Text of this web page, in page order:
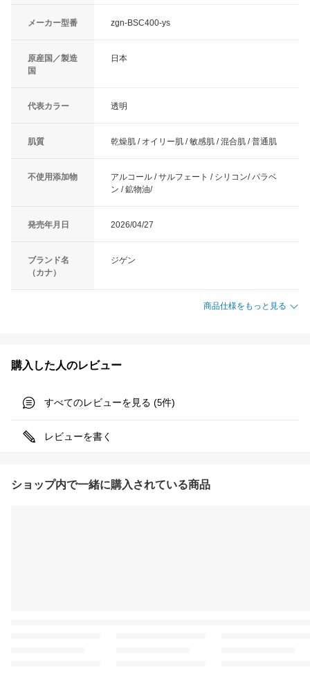
メーカー型番 zgn-BSC400-ys
原産国／製造
国
日本
代表カラー 透明
肌質 乾燥肌 / オイリー肌 / 敏感肌 / 混合肌 / 普通肌
不使用添加物
アルコール / サルフェート / シリコン/ パラベ
ン / 鉱物油/
発売年月日 2026/04/27
ブランド名
（カナ）
ジゲン
商品仕様をもっと見る
購入した人のレビュー
すべてのレビューを見る (5件)
レビューを書く
ショップ内で一緒に購入されている商品